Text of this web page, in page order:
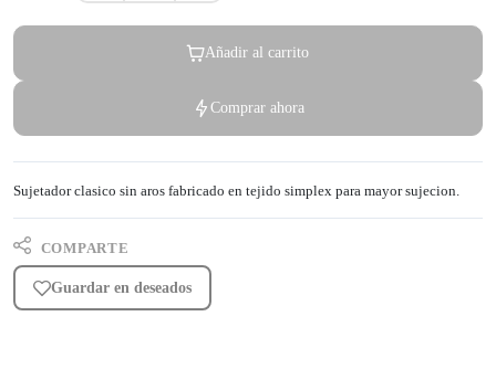
Añadir al carrito
Comprar ahora
Sujetador clasico sin aros fabricado en tejido simplex para mayor sujecion.
COMPARTE
Guardar en deseados